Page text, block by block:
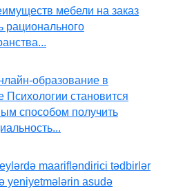
мебели на заказ
рационального
образование в
Психологии становится
способом получить
maarifləndirici tədbirlər
yeniyetmələrin asudə